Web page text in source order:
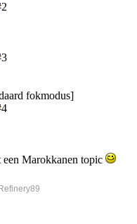
fokmodus]
Marokkanen topic